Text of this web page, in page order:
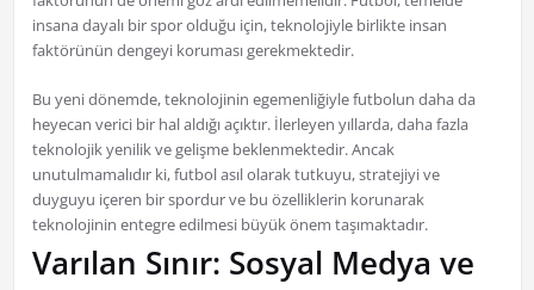
insana dayalı bir spor olduğu için, teknolojiyle birlikte insan
faktörünün dengeyi koruması gerekmektedir.
Bu yeni dönemde, teknolojinin egemenliğiyle futbolun daha da
heyecan verici bir hal aldığı açıktır. İlerleyen yıllarda, daha fazla
teknolojik yenilik ve gelişme beklenmektedir. Ancak
unutulmamalıdır ki, futbol asıl olarak tutkuyu, stratejiyi ve
duyguyu içeren bir spordur ve bu özelliklerin korunarak
teknolojinin entegre edilmesi büyük önem taşımaktadır.
Varılan Sınır: Sosyal Medya ve